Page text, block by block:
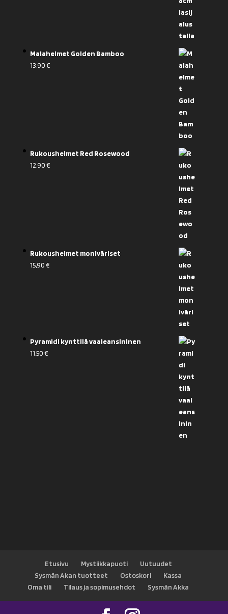
Malahelmet Golden Bamboo
13,90€
Rukoushelmet Red Rosewood
12,90€
Rukoushelmet moniväriset
15,90€
Pyramidi kynttilä vaaleansininen
11,50€
Etusivu Mystiikkapuoti
Uutuudet
Sysmän Akan tuotteet
Ostoskori
Kassa
Oma tili
Tilaus ja sopimusehdot Sysmän Akka